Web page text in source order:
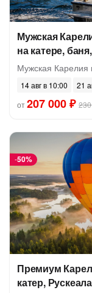
Мужская
на катере,
Мужская Карелия
14 авг в 10:00
21
от207 000 ₽
-50%
Премиум
катер,